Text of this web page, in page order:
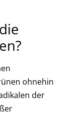
ohnehin
der